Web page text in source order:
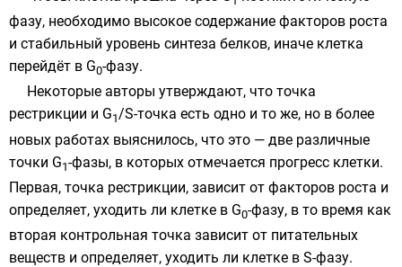
фазу, необходимо высокое содержание факторов роста
и стабильный уровень синтеза белков, иначе клетка
перейдёт в G0-фазу.
Некоторые авторы утверждают, что точка
рестрикции и G1/S-точка есть одно и то же, но в более
новых работах выяснилось, что это — две различные
точки G1-фазы, в которых отмечается прогресс клетки.
Первая, точка рестрикции, зависит от факторов роста и
определяет, уходить ли клетке в G0-фазу, в то время как
вторая контрольная точка зависит от питательных
веществ и определяет, уходить ли клетке в S-фазу.